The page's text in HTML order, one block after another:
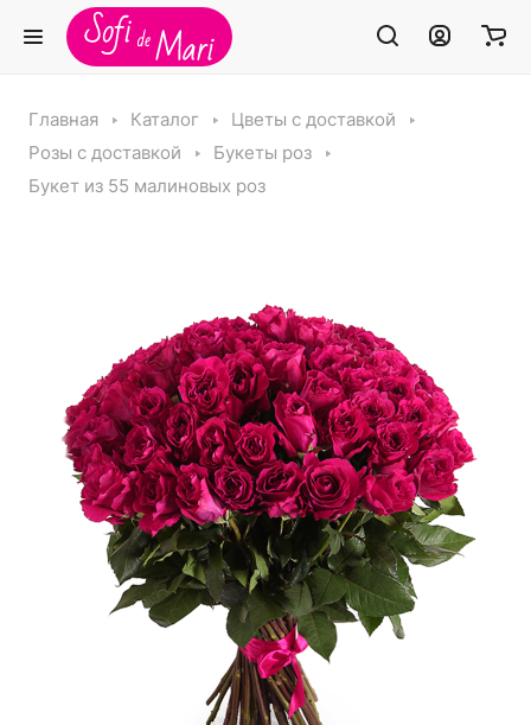
Главная Каталог
Цветы с доставкой
Розы с доставкой
Букеты роз
Букет из 55 малиновых роз